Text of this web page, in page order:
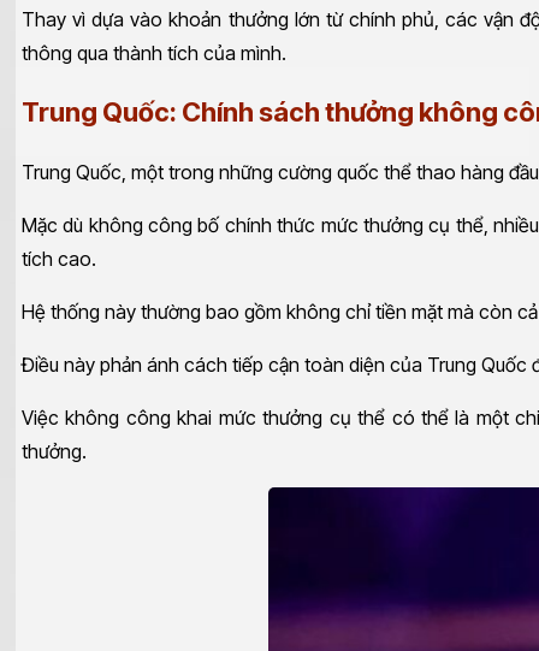
Thay vì dựa vào khoản thưởng lớn từ chính phủ, các vận
thông qua thành tích của mình.
Trung Quốc: Chính sách thưởng không
Trung Quốc, một trong những cường quốc thể thao hàng
Mặc dù không công bố chính thức mức thưởng cụ thể,
tích cao.
Hệ thống này thường bao gồm không chỉ tiền mặt mà còn
Điều này phản ánh cách tiếp cận toàn diện của Trung
Việc không công khai mức thưởng cụ thể có thể là một
thưởng.